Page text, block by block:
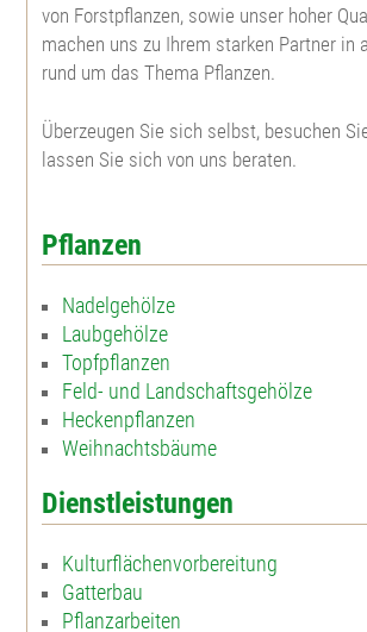
Lebensbaum
Riesenlebensbaum
Westamerik. Tsuga
Edelkastanie
Büschelrose
Weinrose
Blaue Hechtrose
Böschungsrose
Ohrweide
Salweide
Aschweide
von Forstpflanzen, sowie unser hoher
machen uns zu Ihrem starken Partner in
rund um das Thema Pflanzen.
Überzeugen Sie sich selbst, besuchen
lassen Sie sich von uns beraten.
Pflanzen
Nadelgehölze
Laubgehölze
Topfpflanzen
Feld- und Landschaftsgehölze
Heckenpflanzen
Weihnachtsbäume
Dienstleistungen
Kulturflächenvorbereitung
Gatterbau
Pflanzarbeiten